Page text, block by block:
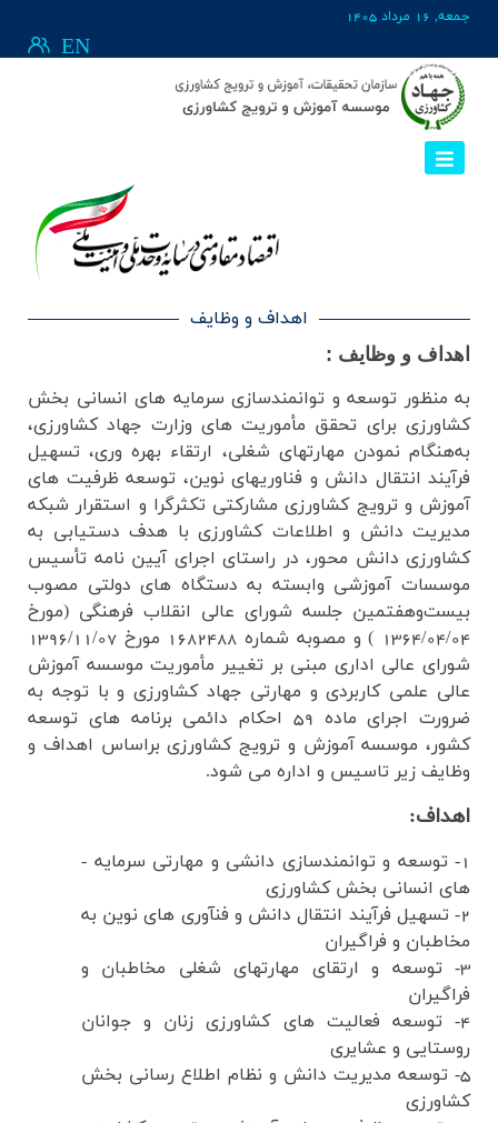
جمعه, 16 مرداد 1405
EN
اهداف و وظایف
اهداف و وظایف :
به منظور توسعه و توانمندسازی سرمایه ­های انسانی بخش
کشاورزی برای تحقق مأموریت ­های وزارت جهاد کشاورزی،
به‌هنگام نمودن مهارت­های شغلی، ارتقاء بهره­ وری، تسهیل
فرآیند انتقال دانش و فناوری­های نوین، توسعه ظرفیت ­های
آموزش و ترویج کشاورزی مشارکتی تکثرگرا و استقرار شبکه
مدیریت دانش و اطلاعات کشاورزی با هدف دستیابی به
کشاورزی دانش­ محور، در راستای اجرای آیین ­نامه تأسیس
موسسات آموزشی وابسته به دستگاه ­های دولتی مصوب
بیست‌وهفتمین جلسه شورای عالی انقلاب فرهنگی (مورخ
1364/04/04 ) و مصوبه شماره 1682488 مورخ 1396/11/07
شورای عالی اداری مبنی بر تغییر مأموریت موسسه آموزش
عالی علمی کاربردی و مهارتی جهاد کشاورزی و با توجه به
ضرورت اجرای ماده 59 احکام دائمی برنامه ­های توسعه
کشور، موسسه آموزش و ترویج کشاورزی براساس اهداف و
وظایف زیر تاسیس و اداره می شود.
اهداف:
1-
توسعه و توانمندسازی دانشی و مهارتی سرمایه ­
های انسانی بخش کشاورزی
2- تسهیل فرآیند انتقال دانش و فنآوری­ های نوین به
مخاطبان و فراگیران
3-
توسعه و ارتقای مهارت­های شغلی مخاطبان و
فراگیران
4-
توسعه فعالیت­ های کشاورزی زنان و جوانان
روستایی و عشایری
5- توسعه مدیریت دانش و نظام اطلاع ­رسانی بخش
کشاورزی